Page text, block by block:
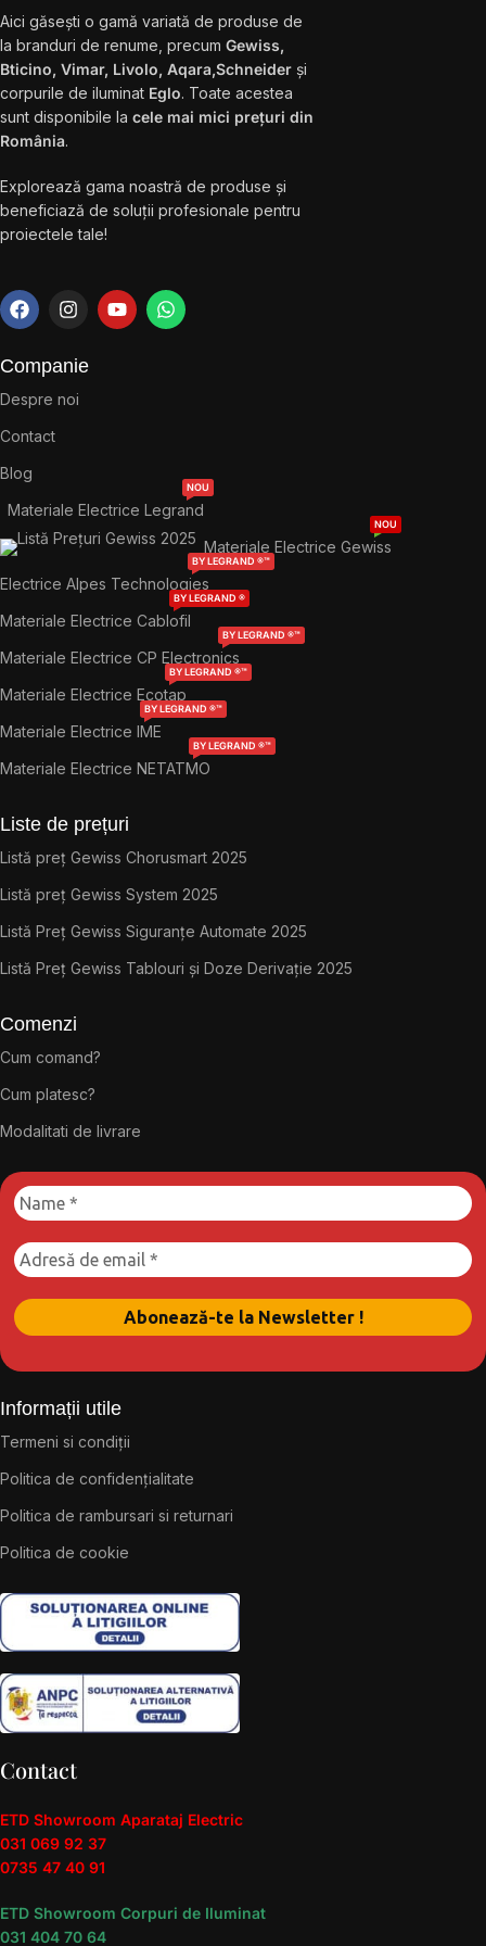
Aici găsești o gamă variată de produse de
la branduri de renume, precum Gewiss,
Bticino, Vimar, Livolo, Aqara,Schneider și
corpurile de iluminat Eglo. Toate acestea
sunt disponibile la cele mai mici prețuri din
România.
Explorează gama noastră de produse și
beneficiază de soluții profesionale pentru
proiectele tale!
Companie
Despre noi
Contact
Blog
Materiale Electrice Legrand
NOU
Materiale Electrice Gewiss
NOU
Electrice Alpes Technologies
BY LEGRAND ®™
Materiale Electrice Cablofil
BY LEGRAND ®
Materiale Electrice CP Electronics
BY LEGRAND ®™
Materiale Electrice Ecotap
BY LEGRAND ®™
Materiale Electrice IME
BY LEGRAND ®™
Materiale Electrice NETATMO
BY LEGRAND ®™
Liste de prețuri
Listă preț Gewiss Chorusmart 2025
Listă preț Gewiss System 2025
Listă Preț Gewiss Siguranțe Automate 2025
Listă Preț Gewiss Tablouri și Doze Derivație 2025
Comenzi
Cum comand?
Cum platesc?
Modalitati de livrare
Informații utile
Termeni si condiții
Politica de confidențialitate
Politica de rambursari si returnari
Politica de cookie
Contact
ETD Showroom Aparataj Electric
031 069 92 37
0735 47 40 91
ETD Showroom Corpuri de Iluminat
031 404 70 64